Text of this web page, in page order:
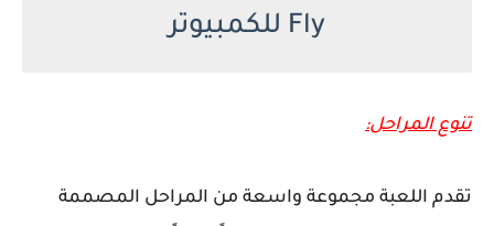
Fly للكمبيوتر
تنوع المراحل:
تقدم اللعبة مجموعة واسعة من المراحل المصممة